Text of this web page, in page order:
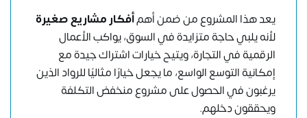
يعد هذا المشروع من ضمن أهمأفكار مشاريع صغيرة
لأنه يلبي حاجة متزايدة في السوق، يواكب الأعمال
الرقمية في التجارة، ويتيح خيارات اشتراك جيدة مع
إمكانية التوسع الواسع، ما يجعل خيارًا مثاليًا للرواد الذين
يرغبون في الحصول على مشروع منخفض التكلفة
ويحققون دخلهم.